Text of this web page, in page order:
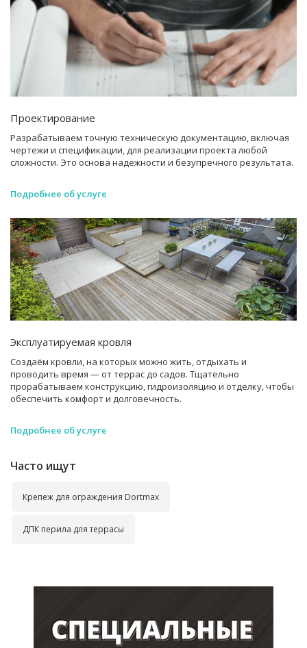
Проектирование
Разрабатываем точную техническую документацию, включая
чертежи и спецификации, для реализации проекта любой
сложности. Это основа надежности и безупречного результата.
Подробнее об услуге
Эксплуатируемая кровля
Создаём кровли, на которых можно жить, отдыхать и
проводить время — от террас до садов. Тщательно
прорабатываем конструкцию, гидроизоляцию и отделку, чтобы
обеспечить комфорт и долговечность.
Подробнее об услуге
Часто ищут
Крепеж для ограждения Dortmax
ДПК перила для террасы